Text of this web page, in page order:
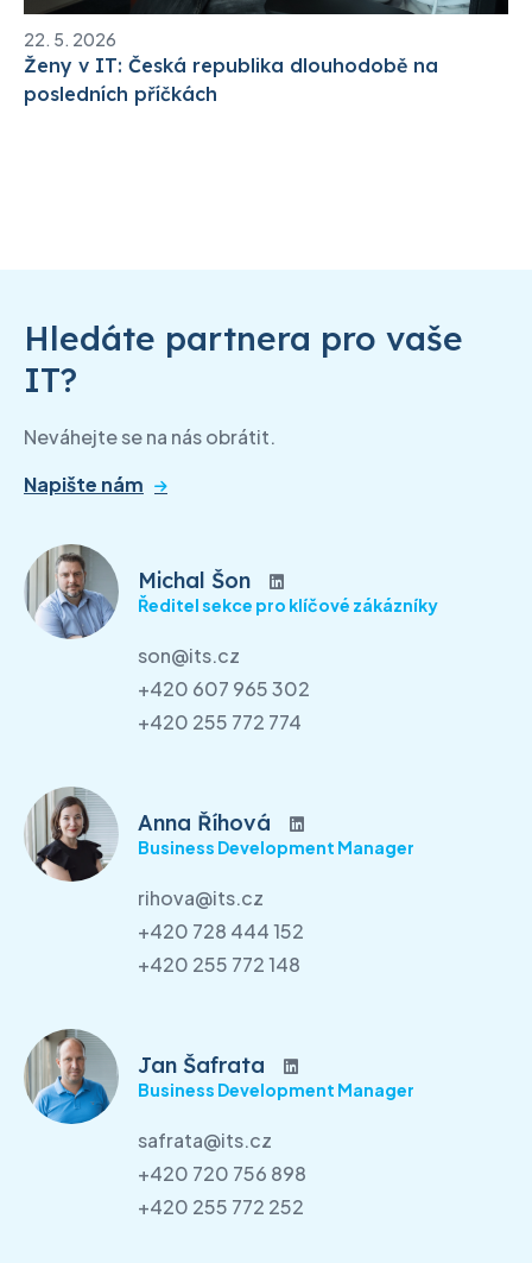
22. 5. 2026
Ženy v IT: Česká republika dlouhodobě na
posledních příčkách
Hledáte partnera pro vaše
IT?
Neváhejte se na nás obrátit.
Napište nám
Michal Šon
Ředitel sekce pro klíčové zákázníky
son@its.cz
+420 607 965 302
+420 255 772 774
Anna Říhová
Business Development Manager
rihova@its.cz
+420 728 444 152
+420 255 772 148
Jan Šafrata
Business Development Manager
safrata@its.cz
+420 720 756 898
+420 255 772 252